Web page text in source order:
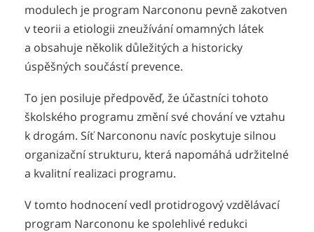
modulech je program Narcononu pevně zakotven
v teorii a etiologii zneužívání omamných látek
a obsahuje několik důležitých a historicky
úspěšných součástí prevence.
To jen posiluje předpověď, že účastníci tohoto
školského programu změní své chování ve vztahu
k drogám. Síť Narcononu navíc poskytuje silnou
organizační strukturu, která napomáhá udržitelné
a kvalitní realizaci programu.
V tomto hodnocení vedl protidrogový vzdělávací
program Narcononu ke spolehlivé redukci